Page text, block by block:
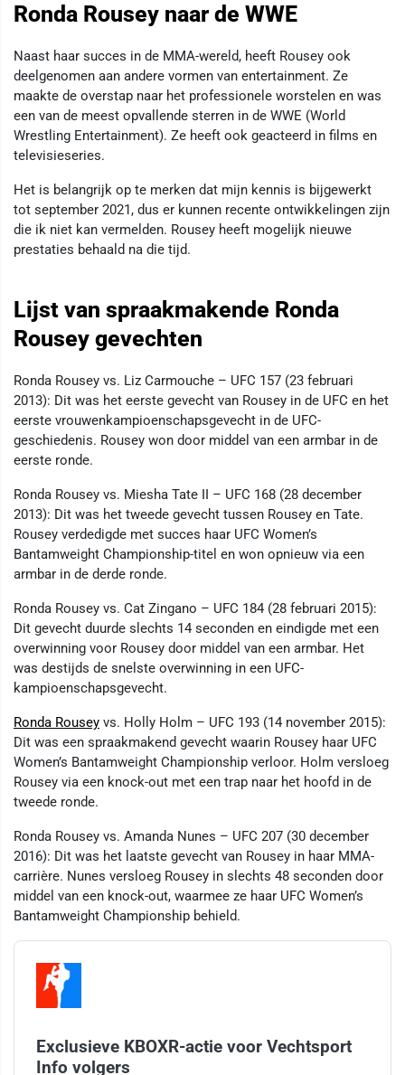
Ronda Rousey naar de WWE
Naast haar succes in de MMA-wereld, heeft Rousey ook
deelgenomen aan andere vormen van entertainment. Ze
maakte de overstap naar het professionele worstelen en was
een van de meest opvallende sterren in de WWE (World
Wrestling Entertainment). Ze heeft ook geacteerd in films en
televisieseries.
Het is belangrijk op te merken dat mijn kennis is bijgewerkt
tot september 2021, dus er kunnen recente ontwikkelingen zijn
die ik niet kan vermelden. Rousey heeft mogelijk nieuwe
prestaties behaald na die tijd.
Lijst van spraakmakende Ronda
Rousey gevechten
Ronda Rousey vs. Liz Carmouche – UFC 157 (23 februari
2013): Dit was het eerste gevecht van Rousey in de UFC en het
eerste vrouwenkampioenschapsgevecht in de UFC-
geschiedenis. Rousey won door middel van een armbar in de
eerste ronde.
Ronda Rousey vs. Miesha Tate II – UFC 168 (28 december
2013): Dit was het tweede gevecht tussen Rousey en Tate.
Rousey verdedigde met succes haar UFC Women’s
Bantamweight Championship-titel en won opnieuw via een
armbar in de derde ronde.
Ronda Rousey vs. Cat Zingano – UFC 184 (28 februari 2015):
Dit gevecht duurde slechts 14 seconden en eindigde met een
overwinning voor Rousey door middel van een armbar. Het
was destijds de snelste overwinning in een UFC-
kampioenschapsgevecht.
Ronda Rousey vs. Holly Holm – UFC 193 (14 november 2015):
Dit was een spraakmakend gevecht waarin Rousey haar UFC
Women’s Bantamweight Championship verloor. Holm versloeg
Rousey via een knock-out met een trap naar het hoofd in de
tweede ronde.
Ronda Rousey vs. Amanda Nunes – UFC 207 (30 december
2016): Dit was het laatste gevecht van Rousey in haar MMA-
carrière. Nunes versloeg Rousey in slechts 48 seconden door
middel van een knock-out, waarmee ze haar UFC Women’s
Bantamweight Championship behield.
Exclusieve KBOXR-actie voor Vechtsport
Info volgers